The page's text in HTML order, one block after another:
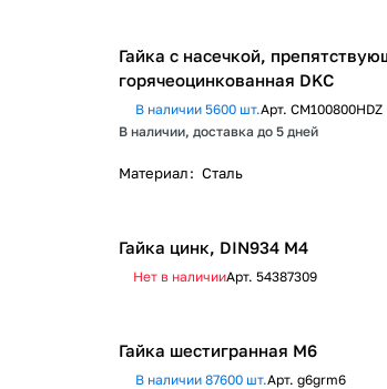
Гайка с насечкой,
горячеоцинкованная DKC
В наличии 5600 шт.Арт. CM100800HDZ
В наличии, доставка до 5 дней
Материал: Сталь
Гайка цинк, DIN934 М4
Нет в наличииАрт. 54387309
Гайка шестигранная М6
В наличии 87600 шт.Арт. g6grm6